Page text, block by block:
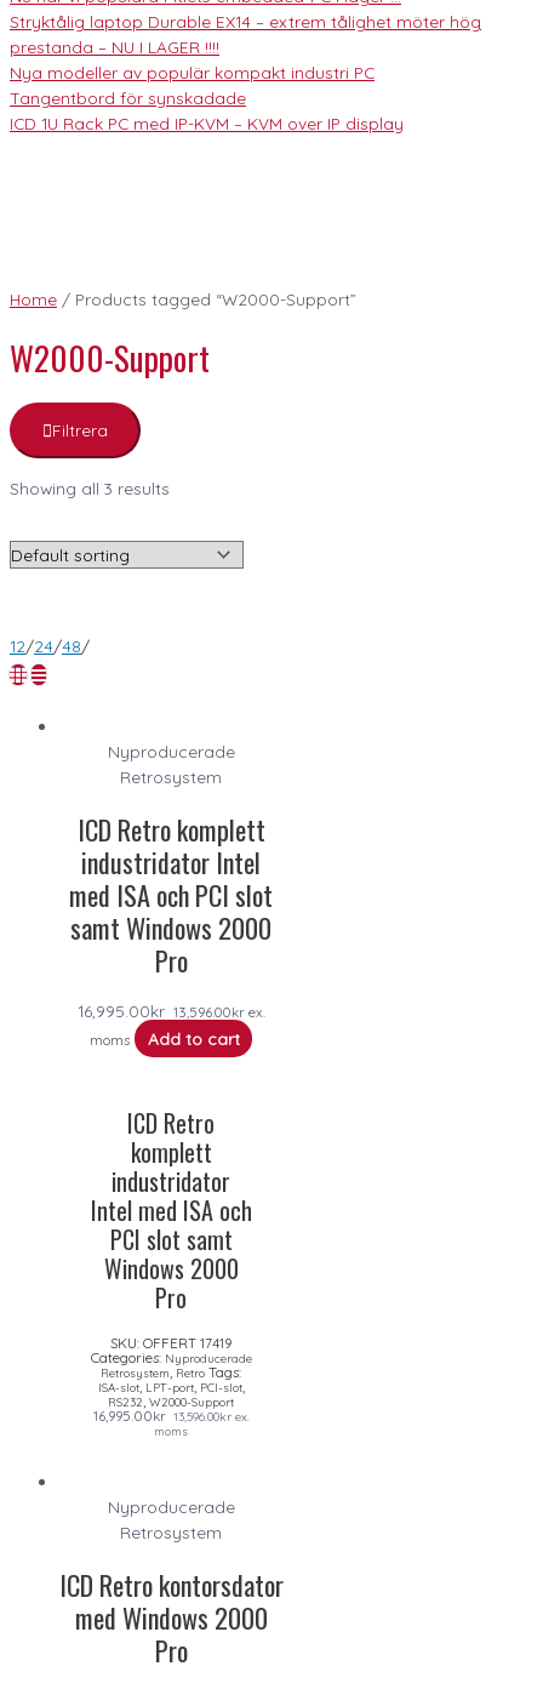
Stryktålig laptop Durable EX14 – extrem tålighet möter hög
prestanda – NU I LAGER !!!!
Nya modeller av populär kompakt industri PC
Tangentbord för synskadade
ICD 1U Rack PC med IP-KVM – KVM over IP display
Home / Products tagged “W2000-Support”
W2000-Support
Filtrera
Showing all 3 results
12/24/48/
Nyproducerade
Retrosystem
ICD Retro komplett
industridator Intel
med ISA och PCI slot
samt Windows 2000
Pro
16,995.00kr 13,596.00krex.
moms
Add to cart
ICD Retro
komplett
industridator
Intel med ISA och
PCI slot samt
Windows 2000
Pro
SKU: OFFERT 17419
Categories: Nyproducerade
Retrosystem, Retro Tags:
ISA-slot, LPT-port, PCI-slot,
RS232, W2000-Support
16,995.00kr 13,596.00krex.
moms
Nyproducerade
Retrosystem
ICD Retro kontorsdator
med Windows 2000
Pro